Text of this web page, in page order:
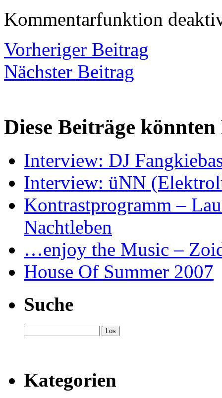
Kommentarfunktion
Vorheriger Beitrag
Nächster Beitrag
Diese Beiträge
Interview: DJ
Interview: üNN
Kontrastprogramm –
Nachtleben
…enjoy the Music –
House Of Summer 2007
Suche
Kategorien